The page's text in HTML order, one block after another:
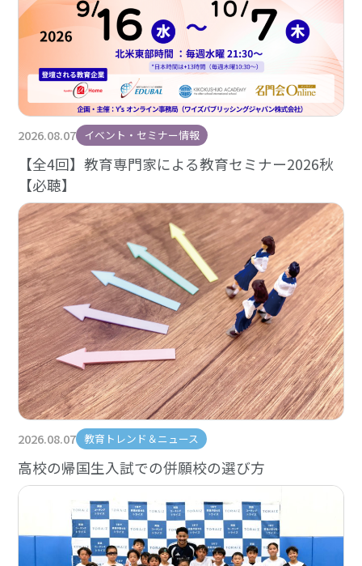
2026.08.07 イベント・セミナー情報
【全4回】教育専門家による教育セミナー2026秋
【必聴】
2026.08.07 教育トレンド＆ニュース
高校の帰国生入試での併願校の選び方